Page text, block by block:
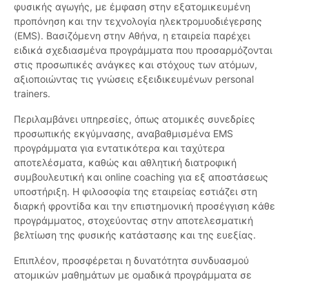
φυσικής αγωγής, με έμφαση στην εξατομικευμένη
προπόνηση και την τεχνολογία ηλεκτρομυοδιέγερσης
(EMS). Βασιζόμενη στην Αθήνα, η εταιρεία παρέχει
ειδικά σχεδιασμένα προγράμματα που προσαρμόζονται
στις προσωπικές ανάγκες και στόχους των ατόμων,
αξιοποιώντας τις γνώσεις εξειδικευμένων personal
trainers.
Περιλαμβάνει υπηρεσίες, όπως ατομικές συνεδρίες
προσωπικής εκγύμνασης, αναβαθμισμένα EMS
προγράμματα για εντατικότερα και ταχύτερα
αποτελέσματα, καθώς και αθλητική διατροφική
συμβουλευτική και online coaching για εξ αποστάσεως
υποστήριξη. Η φιλοσοφία της εταιρείας εστιάζει στη
διαρκή φροντίδα και την επιστημονική προσέγγιση κάθε
προγράμματος, στοχεύοντας στην αποτελεσματική
βελτίωση της φυσικής κατάστασης και της ευεξίας.
Επιπλέον, προσφέρεται η δυνατότητα συνδυασμού
ατομικών μαθημάτων με ομαδικά προγράμματα σε